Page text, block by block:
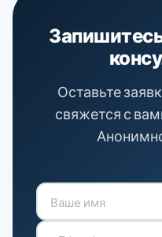
Оставьте
свяжется с